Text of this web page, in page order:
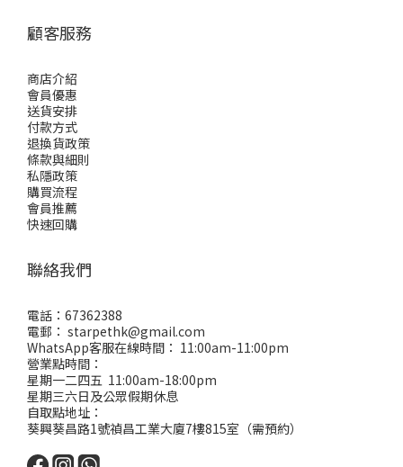
顧客服務
商店介紹
會員優惠
送貨安排
付款方式
退換貨政策
條款與細則
私隱政策
購買流程
會員推薦
快速回購
聯絡我們
電話：67362388
電郵： starpethk@gmail.com
WhatsApp客服在線時間： 11:00am-11:00pm
營業點時間：
星期一二四五 11:00am-18:00pm
星期三六日及公眾假期休息
自取點地址：
葵興葵昌路1號禎昌工業大廈7樓815室（需預約）